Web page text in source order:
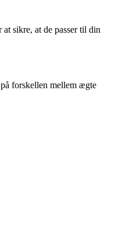
sikre, at de passer til din
forskellen mellem ægte